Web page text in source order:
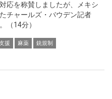
応を称賛しましたが、メキシ
チャールズ・バウデン記者
（14分）
援 麻薬 銃規制